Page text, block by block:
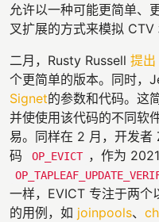
允许以一种可能更简单、
叉扩展的方式来模拟 CTV
二月，Rusty Russell 提出
个更简单的版本。同时，
Signet的参数和代码。这
并使使用该代码的不同软
易。同样在 2 月，开发者
码
OP_EVICT ，作为
一样，EVICT 专注于两个
的用例，如 joinpools、